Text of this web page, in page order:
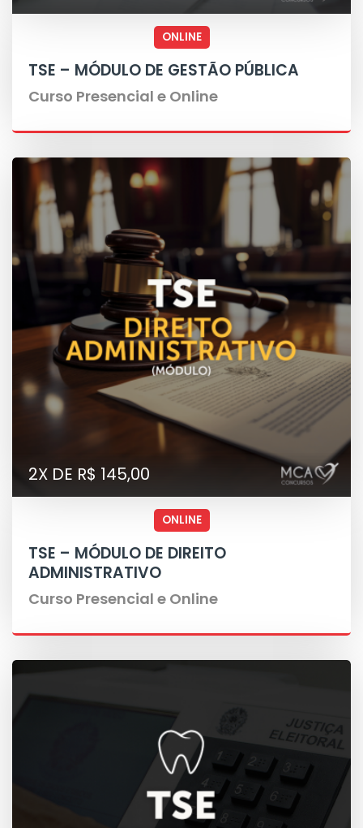
ONLINE
TSE – MÓDULO DE GESTÃO PÚBLICA
Curso Presencial e Online
2X DE R$ 145,00
ONLINE
TSE – MÓDULO DE DIREITO
ADMINISTRATIVO
Curso Presencial e Online